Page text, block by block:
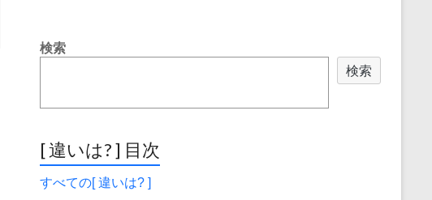
検索
検索
[ 違いは? ] 目次
すべての[ 違いは? ]